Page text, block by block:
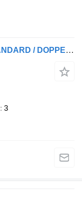
Schmitz Cargobull IZOTERMA / STANDARD / DOPPELSTOCK / RAMA OCYNK
3